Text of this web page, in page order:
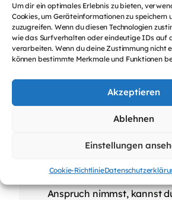
Um dir ein optimales Erlebnis zu bieten,
Cookies, um Geräteinformationen zu
zuzugreifen. Wenn du diesen Technologien
wie das Surfverhalten oder eindeutige IDs auf
verarbeiten. Wenn du deine Zustimmung nicht
können bestimmte Merkmale und Funktionen
Akzeptieren
Ablehnen
Einstellungen
Cookie-Richtlinie
Überwachung: Die
Merchant Centers ist erst
Um langfristigen Erfolg zu
gewährleisten, biete ich
Überwachung und
verfolge die Leistung deiner
setze notwendige
um deine ROI zu
Wenn du meine
Anspruch nimmst, kannst